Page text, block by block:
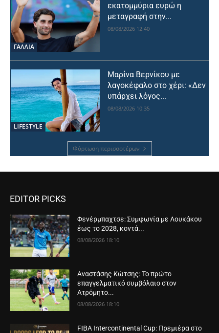
ΓΑΛΛΙΑ
εκατομμύρια ευρώ η
μεταγραφή στην...
08/08/2026 12:40
LIFESTYLE
Μαρίνα Βερνίκου με
λαγοκέφαλο στο χέρι: «Δεν
υπάρχει λόγος...
08/08/2026 10:35
Φόρτωση περισσοτέρων
EDITOR PICKS
Φενέρμπαχτσε: Συμφωνία με Λουκάκου
έως το 2028, κοντά...
08/08/2026 18:10
Αναστάσης Κώτσης: Το πρώτο
επαγγελματικό συμβόλαιο στον
Ατρόμητο...
08/08/2026 18:10
FIBA Intercontinental Cup: Πρεμιέρα στο